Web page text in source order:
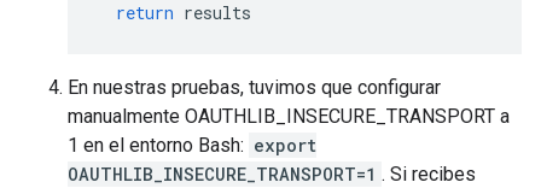
return results
En nuestras pruebas, tuvimos que configurar
manualmente OAUTHLIB_INSECURE_TRANSPORT a
1 en el entorno Bash: export
OAUTHLIB_INSECURE_TRANSPORT=1 . Si recibes